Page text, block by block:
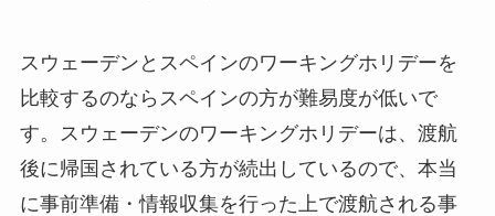
スウェーデンとスペインのワーキングホリデーを
比較するのならスペインの方が難易度が低いで
す。スウェーデンのワーキングホリデーは、渡航
後に帰国されている方が続出しているので、本当
に事前準備・情報収集を行った上で渡航される事